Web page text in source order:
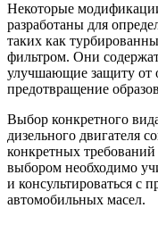
Некоторые
разработаны для
таких как
фильтром. Они
улучшающие защиту от
предотвращение
Выбор конкретного
дизельного двигателя
конкретных
выбором необходимо
и консультироваться с
автомобильных масел.